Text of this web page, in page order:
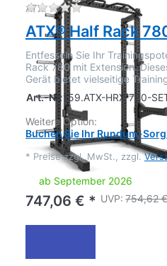
ATX Zu diesem
ATX® Half Rack
Entfesseln Sie Ihr
Rack 780 mit Extension.
Gerät bietet vielseitige
Art.-Nr.159.ATX-HRX-780-
Weitere Option:
Buchen Sie Ihr Rundum-
* Preise zzgl. MwSt., zzgl.
ab September 2026
747,06 € * UVP: 754,62